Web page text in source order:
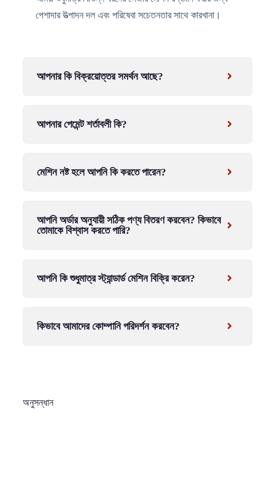
পেশাদার উত্পাদন দল এবং পরিষেবা সচেতনতার সাথে কারখানা।
আপনার কি বিক্রয়োত্তর সমর্থন আছে?
আপনার পেমেন্ট শর্তাবলী কি?
মেশিন নষ্ট হলে আপনি কি করতে পারেন?
আপনি অর্ডার অনুযায়ী সঠিক পণ্য বিতরণ করবেন? কিভাবে
তোমাকে বিশ্বাস করতে পারি?
আপনি কি শুধুমাত্র স্ট্যান্ডার্ড মেশিন বিক্রি করেন?
কিভাবে আমাদের কোম্পানি পরিদর্শন করবেন?
অনুসন্ধান